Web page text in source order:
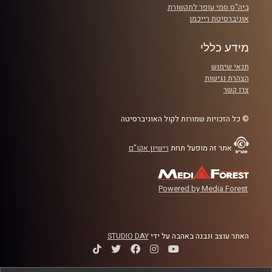
ביה"ס סמי עופר לתקשורת
אוניברסיטת רייכמן
מידע כללי
תנאי שימוש
הצהרת נגישות
צרו קשר
© כל הזכויות שמורות לקול האוניברסיטה
אתר זה מופעל תחת רישיון אקו"ם
Powered by Media Forest
האתר עוצב ונבנה באהבה על ידיSTUDIO DAY